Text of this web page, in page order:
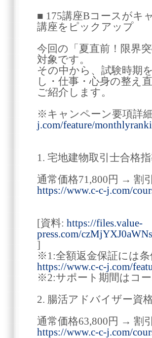
■ 175講座Bコースがキ
講座をピックアップ
今回の「夏直前！限界
対象です。
その中から、試験時期
し・仕事・心身の整え
ご紹介します。
※キャンペーン要項詳
j.com/feature/
1. 宅地建物取引士合格
通常価格71,800円 → 割
https://www.c-c-j.com/
[資料: https://files.value-
press.com/
]
※1:全額返金保証には
https://www.c-c-j.com/
※2:サポート期間はコ
2. 腸活アドバイザー資
通常価格63,800円 → 割
https://www.c-c-j.com/